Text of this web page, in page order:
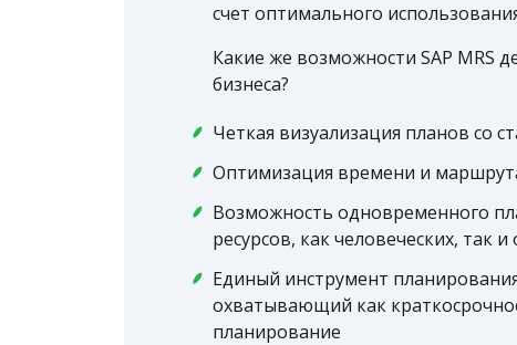
счет оптимального
Какие же возможности SAP MRS
бизнеса?
Четкая визуализация планов со
Оптимизация времени и
Возможность одновременного
ресурсов, как человеческих, так
Единый инструмент
охватывающий как
планирование